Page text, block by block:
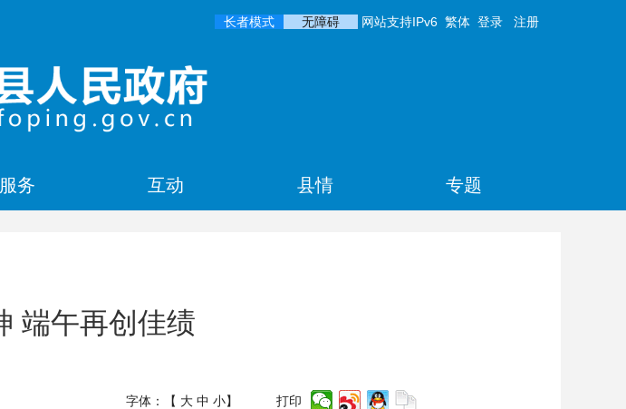
长者模式 无障碍 网站支持IPv6 繁体 登录 注册
服务 互动 县情 专题
端午再创佳绩
字体：【 大 中 小】 打印